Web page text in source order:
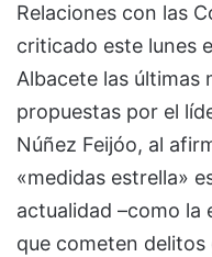
Relaciones con las
criticado este lunes
Albacete las últimas
propuestas por el
Núñez Feijóo, al
«medidas estrella»
actualidad –como la
que cometen delitos